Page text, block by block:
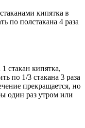
кипятка в
по полстакана 4 раза
стакан кипятка,
по 1/3 стакана 3 раза
прекращается, но
один раз утром или